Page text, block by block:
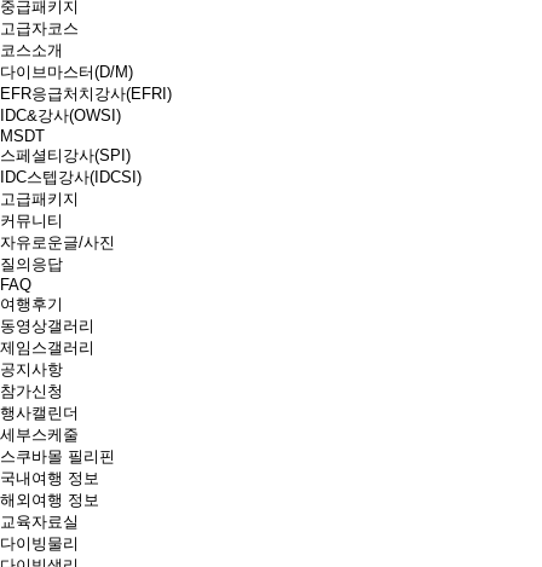
중급패키지
고급자코스
코스소개
다이브마스터(D/M)
EFR응급처치강사(EFRI)
IDC&강사(OWSI)
MSDT
스페셜티강사(SPI)
IDC스텝강사(IDCSI)
고급패키지
커뮤니티
자유로운글/사진
질의응답
FAQ
여행후기
동영상갤러리
제임스갤러리
공지사항
참가신청
행사캘린더
세부스케줄
스쿠바몰 필리핀
국내여행 정보
해외여행 정보
교육자료실
다이빙물리